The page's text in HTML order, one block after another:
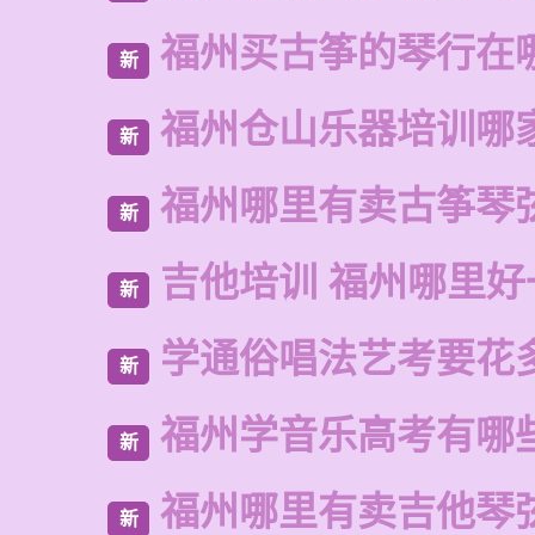
新 福州买古筝的琴行在
新 福州仓山乐器培训哪
新 福州哪里有卖古筝琴
新 吉他培训 福州哪里
新 学通俗唱法艺考要花
新 福州学音乐高考有哪
新 福州哪里有卖吉他琴